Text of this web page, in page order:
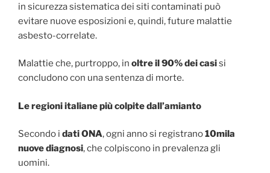
in sicurezza sistematica dei siti contaminati può
evitare nuove esposizioni e, quindi, future malattie
asbesto-correlate.
Malattie che, purtroppo, in oltre il 90% dei casisi
concludono con una sentenza di morte.
Le regioni italiane più colpite dall’amianto
Secondo i dati ONA, ogni anno si registrano10mila
nuove diagnosi, che colpiscono in prevalenza gli
uomini.